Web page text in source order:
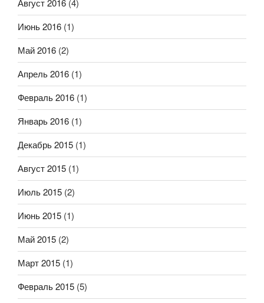
Август 2016 (4)
Июнь 2016 (1)
Май 2016 (2)
Апрель 2016 (1)
Февраль 2016 (1)
Январь 2016 (1)
Декабрь 2015 (1)
Август 2015 (1)
Июль 2015 (2)
Июнь 2015 (1)
Май 2015 (2)
Март 2015 (1)
Февраль 2015 (5)